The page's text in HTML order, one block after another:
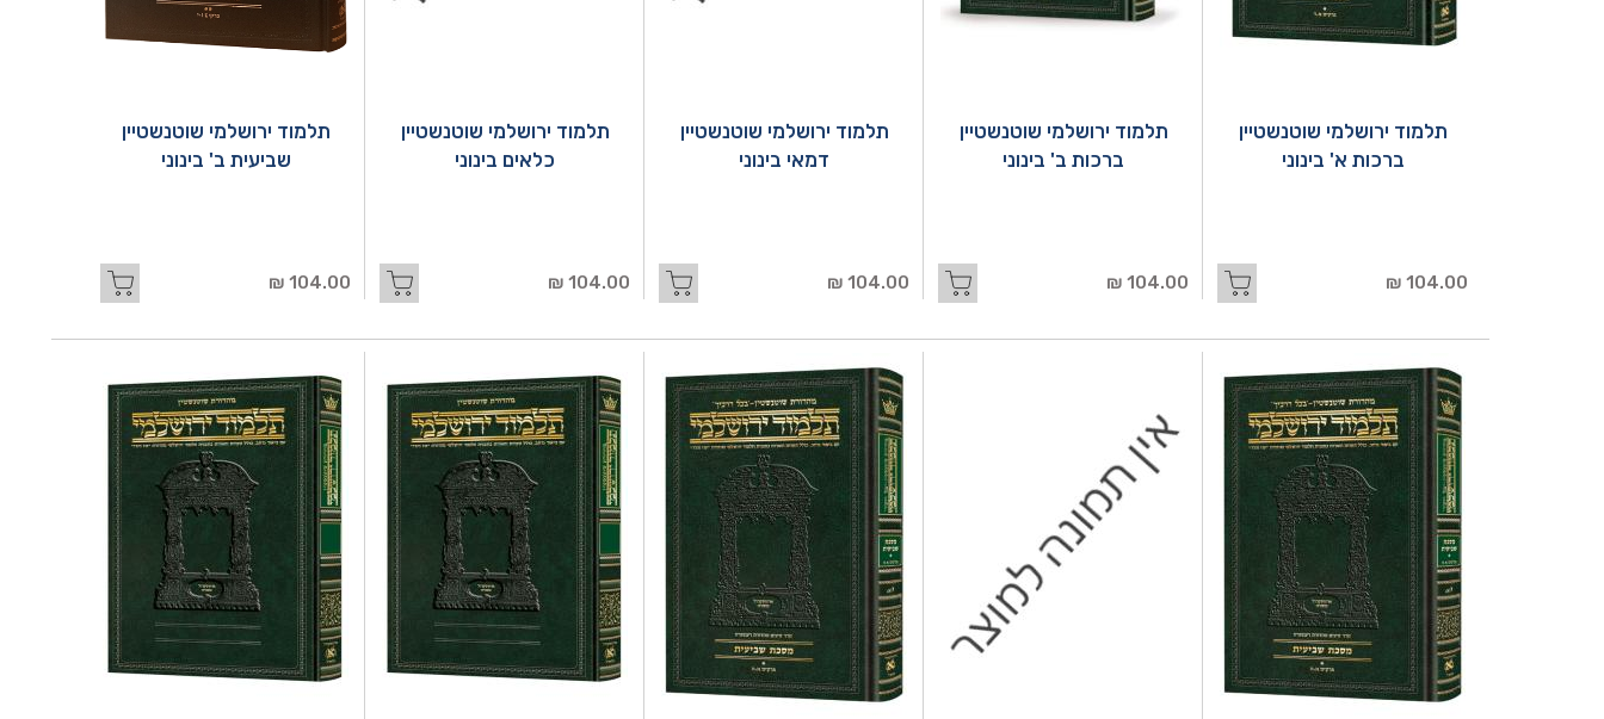
תלמוד ירושלמי שוטנשטיין
ברכות א' בינוני
104.00 ₪
תלמוד ירושלמי שוטנשטיין
ברכות ב' בינוני
104.00 ₪
תלמוד ירושלמי שוטנשטיין
דמאי בינוני
104.00 ₪
תלמוד ירושלמי שוטנשטיין
כלאים בינוני
104.00 ₪
תלמוד ירושלמי שוטנשטיין
שביעית ב' בינוני
104.00 ₪